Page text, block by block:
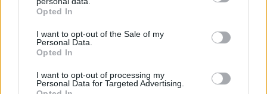
grant or deny consent to Google and its third-party tags to
use your data for below specified purposes in below Google
consent section.
Opted In
I want to opt-out of the Sale of my
Personal Data.
Opted In
I want to opt-out of processing my
Personal Data for Targeted Advertising.